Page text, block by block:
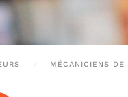
MÉCANICIENS DE